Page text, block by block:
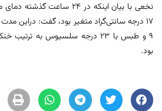
نخعی با بیان اینکه در ۲۴
۱۷ درجه سانتی‌گراد متغیر بود، گفت: دراین
۹ و طبس با ۲۳ درجه سلسیوس به
بود.